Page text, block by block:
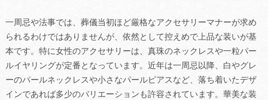
一周忌や法事では、葬儀当初ほど厳格なアクセサリーマナーが求め
られるわけではありませんが、依然として控えめで上品な装いが基
本です。特に女性のアクセサリーは、真珠のネックレスや一粒パー
ルイヤリングが定番となっています。近年は一周忌以降、白やグレ
ーのパールネックレスや小さなパールピアスなど、落ち着いたデザ
インであれば多少のバリエーションも許容されています。華美な装